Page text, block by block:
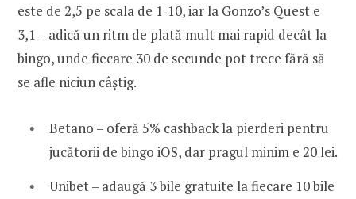
este de 2,5 pe scala de 1‑10, iar la Gonzo’s Quest e
3,1 – adică un ritm de plată mult mai rapid decât la
bingo, unde fiecare 30 de secunde pot trece fără să
se afle niciun câștig.
Betano – oferă 5% cashback la pierderi pentru
jucătorii de bingo iOS, dar pragul minim e 20 lei.
Unibet – adaugă 3 bile gratuite la fiecare 10 bile